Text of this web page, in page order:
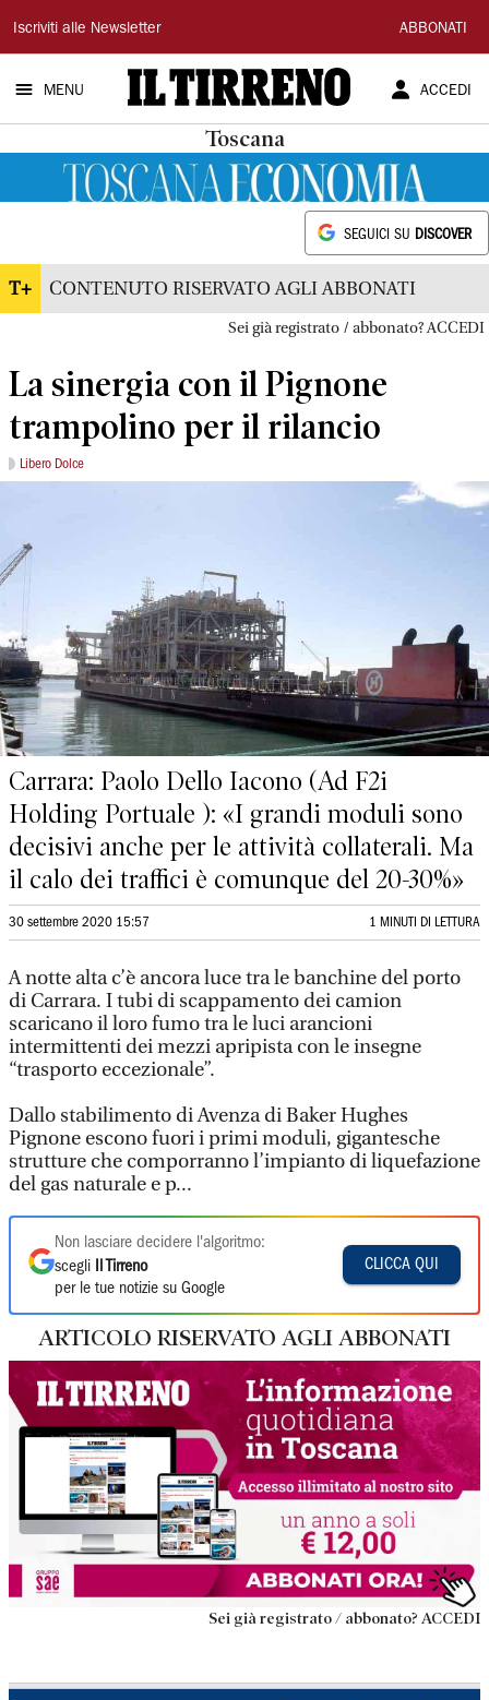
Il
Tirreno
Iscriviti alle Newsletter ABBONATI
MENU ACCEDI
Toscana
SEGUICI SU DISCOVER
T+ CONTENUTO RISERVATO AGLI ABBONATI
Sei già registrato / abbonato? ACCEDI
La sinergia con il Pignone
trampolino per il rilancio
Libero Dolce
Carrara: Paolo Dello Iacono (Ad F2i
Holding Portuale ): «I grandi moduli sono
decisivi anche per le attività collaterali. Ma
il calo dei traffici è comunque del 20-30%»
30 settembre 2020 15:57 1 MINUTI DI LETTURA
A notte alta c’è ancora luce tra le banchine del porto
di Carrara. I tubi di scappamento dei camion
scaricano il loro fumo tra le luci arancioni
intermittenti dei mezzi apripista con le insegne
“trasporto eccezionale”.
Dallo stabilimento di Avenza di Baker Hughes
Pignone escono fuori i primi moduli, gigantesche
strutture che comporranno l’impianto di liquefazione
del gas naturale e p...
Non lasciare decidere l'algoritmo:
scegli
Il Tirreno
per le tue notizie su Google
CLICCA QUI
ARTICOLO RISERVATO AGLI ABBONATI
Sei già registrato / abbonato? ACCEDI